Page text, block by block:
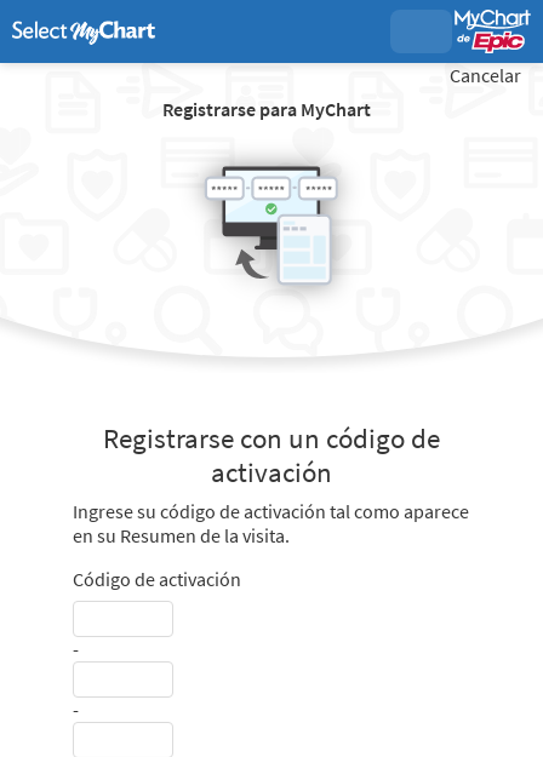
Registrarse para MyChart
Cancelar
Registrarse con un código de
activación
Ingrese su código de activación tal como aparece
en su Resumen de la visita.
Código de activación
-
-